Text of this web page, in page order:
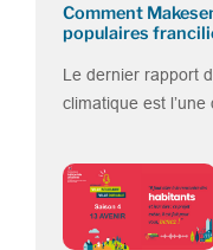
Comment
populaires
Le dernier rapport
climatique est